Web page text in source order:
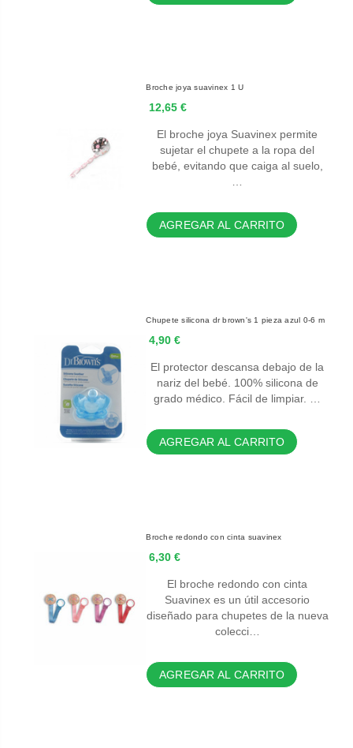
Broche joya suavinex 1 U
12,65 €
El broche joya Suavinex permite
sujetar el chupete a la ropa del
bebé, evitando que caiga al suelo,
AGREGAR AL CARRITO
Chupete silicona dr brown's 1 pieza azul 0-6 m
4,90 €
El protector descansa debajo de la
nariz del bebé. 100% silicona de
grado médico. Fácil de limpiar. …
AGREGAR AL CARRITO
Broche redondo con cinta suavinex
6,30 €
El broche redondo con cinta
Suavinex es un útil accesorio
diseñado para chupetes de la nueva
colecci…
AGREGAR AL CARRITO